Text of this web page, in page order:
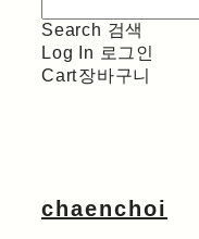
Search 검색
Log In 로그인
Cart장바구니
chaenchoi